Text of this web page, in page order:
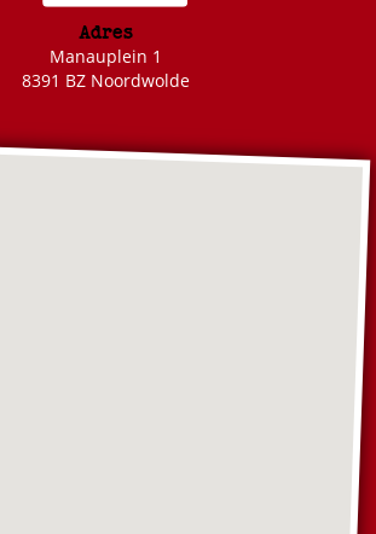
Adres
Manauplein 1
8391 BZ Noordwolde